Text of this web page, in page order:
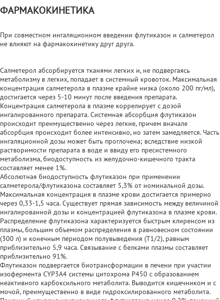
ФАРМАКОКИНЕТИКА
При совместном ингаляционном введении флутиказон и салметерол
не влияют на фармакокинетику друг друга.
Салметерол абсорбируется тканями легких и, не подвергаясь
метаболизму в легких, попадает в системный кровоток. Максимальная
концентрация салметерола в плазме крайне низка (около 200 пг/мл),
достигается через 5-10 минут после введения препарата.
Концентрация салметерола в плазме коррелирует с дозой
ингалированного препарата. Системная абсорбция флутиказон
происходит преимущественно через легкие, причем вначале
абсорбция происходит более интенсивно, но затем замедляется. Часть
ингаляционной дозы может быть проглочена; вследствие низкой
растворимости препарата в воде и ввиду его пресистемного
метаболизма, биодоступность из желудочно-кишечного тракта
составляет менее 1%.
Абсолютная биодоступность флутиказон при применении
салметерола/флутиказона составляет 5,3% от номинальной дозы.
Максимальная концентрация в плазме крови достигается примерно
через 0,33-1,5 часа. Существует прямая зависимость между величиной
ингалированной дозы и концентрацией флутиказона в плазме крови.
Распределение флутиказона характеризуется быстрым клиренсом из
плазмы, большим объемом распределения в равновесном состоянии
(300 л) и конечным периодом полувыведения (Т1/2), равным
приблизительно 5,9 часа. Связывание с белками плазмы составляет
приблизительно 91%.
Флутиказон подвергается биотрансформации в печени при участии
изофермента CYP3A4 системы цитохрома Р450 с образованием
неактивного карбоксильного метаболита. Выводится кишечником и с
мочой, преимущественно в виде гидроксилированного метаболита.